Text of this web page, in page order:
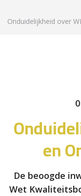
Onduidelijkheid over
en
De beoogde
Wet